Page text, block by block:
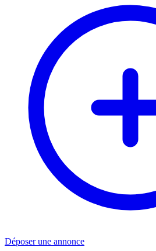
Déposer une annonce